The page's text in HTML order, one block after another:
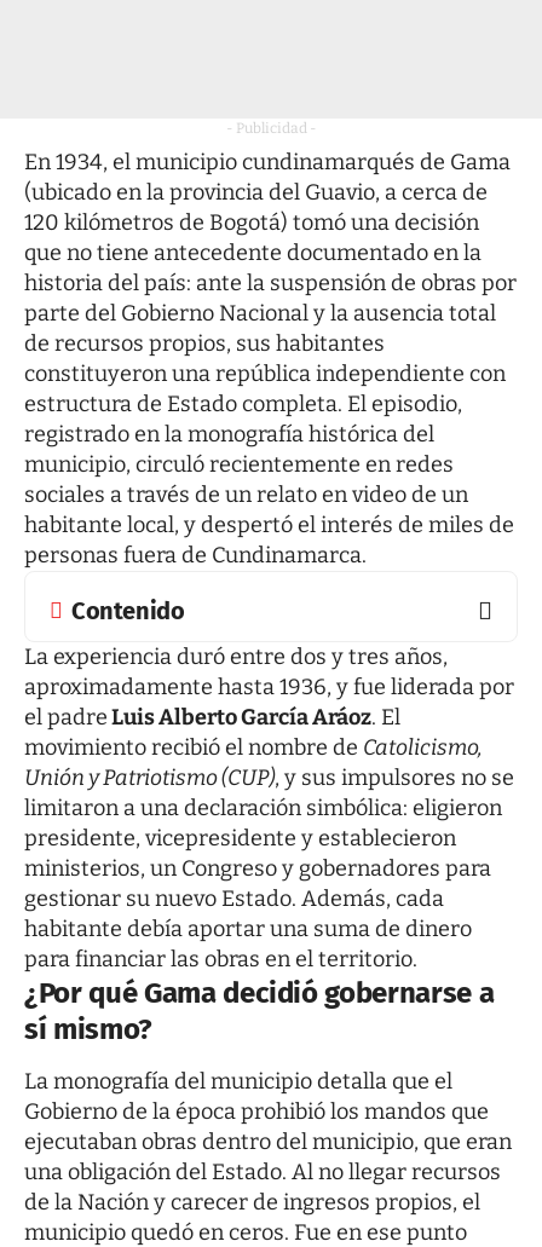
- Publicidad -
En 1934, el municipio cundinamarqués de Gama
(ubicado en la provincia del Guavio, a cerca de
120 kilómetros de Bogotá) tomó una decisión
que no tiene antecedente documentado en la
historia del país: ante la suspensión de obras por
parte del Gobierno Nacional y la ausencia total
de recursos propios, sus habitantes
constituyeron una república independiente con
estructura de Estado completa. El episodio,
registrado en la monografía histórica del
municipio, circuló recientemente en redes
sociales a través de un relato en video de un
habitante local, y despertó el interés de miles de
personas fuera de Cundinamarca.
Contenido
La experiencia duró entre dos y tres años,
aproximadamente hasta 1936, y fue liderada por
el padreLuis Alberto García Aráoz. El
movimiento recibió el nombre de Catolicismo,
Unión y Patriotismo (CUP), y sus impulsores no se
limitaron a una declaración simbólica: eligieron
presidente, vicepresidente y establecieron
ministerios, un Congreso y gobernadores para
gestionar su nuevo Estado. Además, cada
habitante debía aportar una suma de dinero
para financiar las obras en el territorio.
¿Por qué Gama decidió gobernarse a
sí mismo?
La monografía del municipio detalla que el
Gobierno de la época prohibió los mandos que
ejecutaban obras dentro del municipio, que eran
una obligación del Estado. Al no llegar recursos
de la Nación y carecer de ingresos propios, el
municipio quedó en ceros. Fue en ese punto